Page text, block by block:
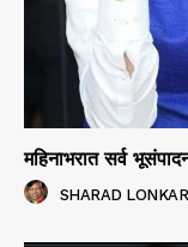
महिनाभरात सर्व
SHARAD LONKAR